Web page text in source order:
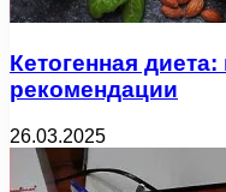
Кетогенная
рекомендации
26.03.2025